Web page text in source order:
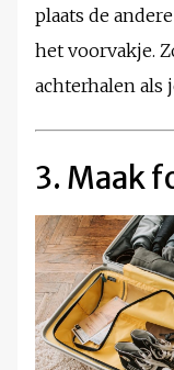
plaats de
het voorvakje.
achterhalen als
3. Maak